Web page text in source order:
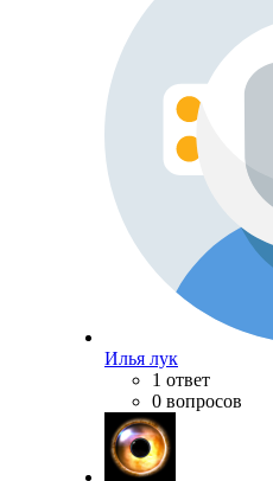
Илья лук
1 ответ
0 вопросов